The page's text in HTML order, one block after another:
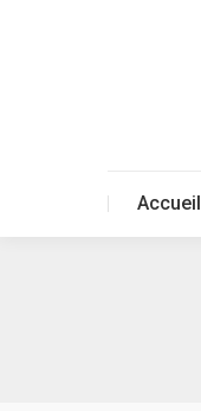
Accueil